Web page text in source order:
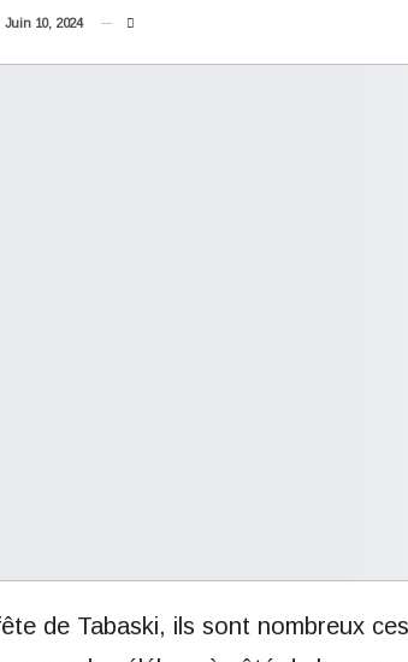
Juin 10, 2024
de Tabaski, ils sont nombreux